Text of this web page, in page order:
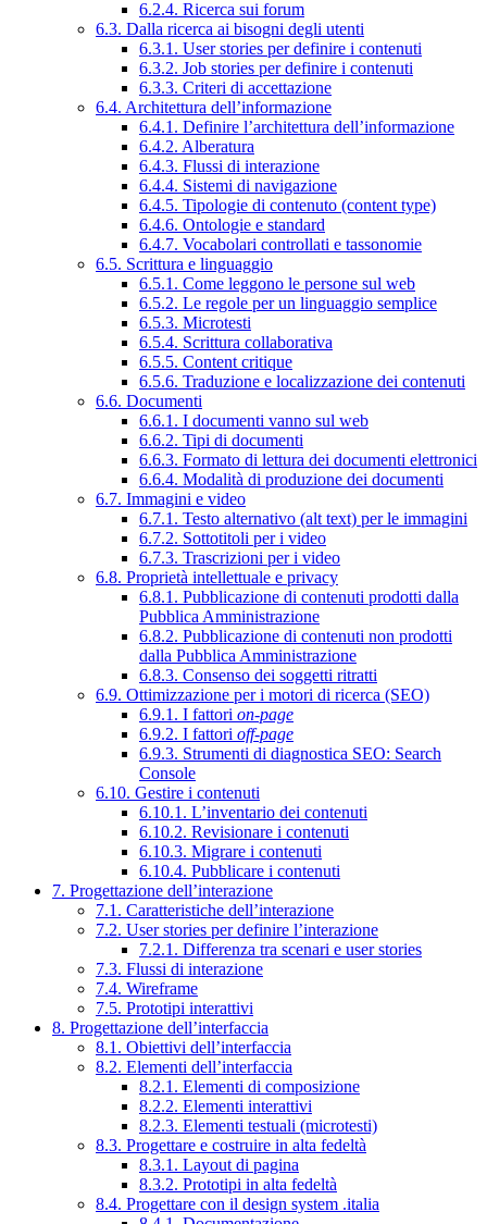
6.2.4. Ricerca sui forum
6.3. Dalla ricerca ai bisogni degli utenti
6.3.1. User stories per definire i contenuti
6.3.2. Job stories per definire i contenuti
6.3.3. Criteri di accettazione
6.4. Architettura dell’informazione
6.4.1. Definire l’architettura dell’informazione
6.4.2. Alberatura
6.4.3. Flussi di interazione
6.4.4. Sistemi di navigazione
6.4.5. Tipologie di contenuto (content type)
6.4.6. Ontologie e standard
6.4.7. Vocabolari controllati e tassonomie
6.5. Scrittura e linguaggio
6.5.1. Come leggono le persone sul web
6.5.2. Le regole per un linguaggio semplice
6.5.3. Microtesti
6.5.4. Scrittura collaborativa
6.5.5. Content critique
6.5.6. Traduzione e localizzazione dei contenuti
6.6. Documenti
6.6.1. I documenti vanno sul web
6.6.2. Tipi di documenti
6.6.3. Formato di lettura dei documenti elettronici
6.6.4. Modalità di produzione dei documenti
6.7. Immagini e video
6.7.1. Testo alternativo (alt text) per le immagini
6.7.2. Sottotitoli per i video
6.7.3. Trascrizioni per i video
6.8. Proprietà intellettuale e privacy
6.8.1. Pubblicazione di contenuti prodotti dalla
Pubblica Amministrazione
6.8.2. Pubblicazione di contenuti non prodotti
dalla Pubblica Amministrazione
6.8.3. Consenso dei soggetti ritratti
6.9. Ottimizzazione per i motori di ricerca (SEO)
6.9.1. I fattori on-page
6.9.2. I fattori off-page
6.9.3. Strumenti di diagnostica SEO: Search
Console
6.10. Gestire i contenuti
6.10.1. L’inventario dei contenuti
6.10.2. Revisionare i contenuti
6.10.3. Migrare i contenuti
6.10.4. Pubblicare i contenuti
7. Progettazione dell’interazione
7.1. Caratteristiche dell’interazione
7.2. User stories per definire l’interazione
7.2.1. Differenza tra scenari e user stories
7.3. Flussi di interazione
7.4. Wireframe
7.5. Prototipi interattivi
8. Progettazione dell’interfaccia
8.1. Obiettivi dell’interfaccia
8.2. Elementi dell’interfaccia
8.2.1. Elementi di composizione
8.2.2. Elementi interattivi
8.2.3. Elementi testuali (microtesti)
8.3. Progettare e costruire in alta fedeltà
8.3.1. Layout di pagina
8.3.2. Prototipi in alta fedeltà
8.4. Progettare con il design system .italia